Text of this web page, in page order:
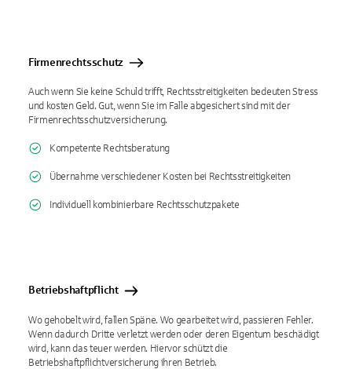
Firmenrechtsschutz
Auch wenn Sie keine Schuld trifft, Rechtsstreitigkeiten bedeuten Stress
und kosten Geld. Gut, wenn Sie im Falle abgesichert sind mit der
Firmenrechtsschutzversicherung.
Kompetente Rechtsberatung
Übernahme verschiedener Kosten bei Rechtsstreitigkeiten
Individuell kombinierbare Rechtsschutzpakete
Betriebshaftpflicht
Wo gehobelt wird, fallen Späne. Wo gearbeitet wird, passieren Fehler.
Wenn dadurch Dritte verletzt werden oder deren Eigentum beschädigt
wird, kann das teuer werden. Hiervor schützt die
Betriebshaftpflichtversicherung ihren Betrieb.